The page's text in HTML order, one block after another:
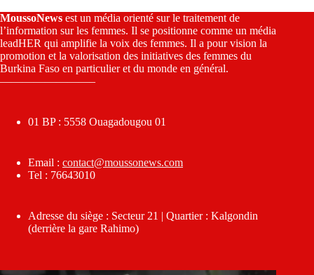
MoussoNews est un média orienté sur le traitement de
l’information sur les femmes. Il se positionne comme un média
leadHER qui amplifie la voix des femmes. Il a pour vision la
promotion et la valorisation des initiatives des femmes du
Burkina Faso en particulier et du monde en général.
————————–
01 BP : 5558 Ouagadougou 01
Email : contact@moussonews.com
Tel : 76643010
Adresse du siège : Secteur 21 | Quartier : Kalgondin
(derrière la gare Rahimo)